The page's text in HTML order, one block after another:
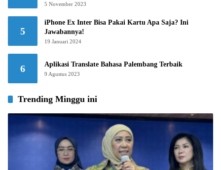
5 November 2023
5
iPhone Ex Inter Bisa Pakai Kartu Apa Saja? Ini
Jawabannya!
19 Januari 2024
6 Aplikasi Translate Bahasa Palembang Terbaik
9 Agustus 2023
Trending Minggu ini